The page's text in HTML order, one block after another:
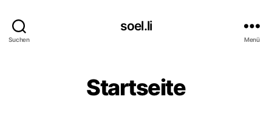
Suchen
soel.li
Menü
Startseite